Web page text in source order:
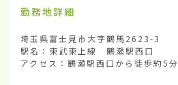
勤務地詳細
埼玉県富士見市大字鶴馬2623-3
駅名：東武東上線　鶴瀬駅西口
アクセス：鶴瀬駅西口から徒歩約5分